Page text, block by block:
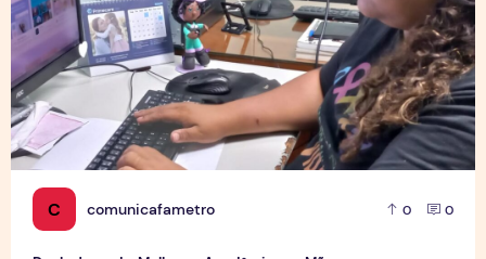
C comunicafametro 0 0